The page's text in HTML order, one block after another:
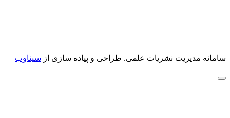
سامانه مدیریت نشریات علمی. طراحی و پیاده سازی از سیناوب